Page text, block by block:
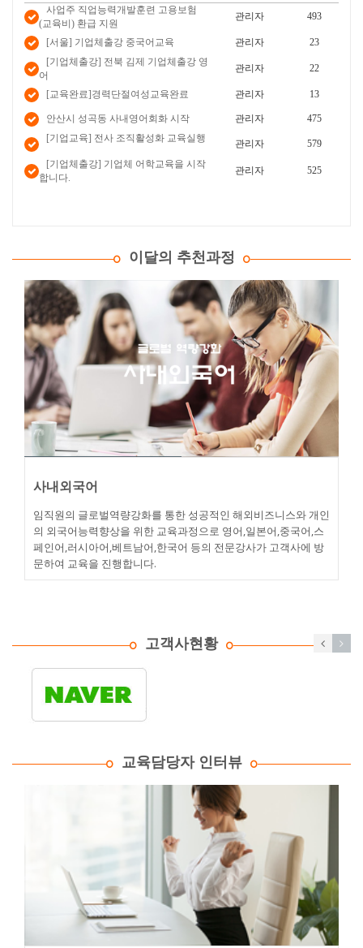
사업주 직업능력개발훈련 고용보험
(교육비) 환급 지원
관리자 493
[서울] 기업체출강 중국어교육 관리자
23
[기업체출강] 전북 김제 기업체출강 영
어
관리자 22
[교육완료]경력단절여성교육완료 관리자 13
안산시 성곡동 사내영어회화 시작 관리자
475
[기업교육] 전사 조직활성화 교육실행
관리자
579
[기업체출강] 기업체 어학교육을 시작
합니다.
관리자 525
이달의 추천과정
사내외국어
임직원의 글로벌역량강화를 통한 성공적인 해외비즈니스와 개인
의 외국어능력향상을 위한 교육과정으로 영어,일본어,중국어,스
페인어,러시아어,베트남어,한국어 등의 전문강사가 고객사에 방
문하여 교육을 진행합니다.
고객사현황
교육담당자 인터뷰